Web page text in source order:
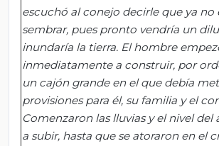
escuchó al conejo decirle que ya no
sembrar, pues pronto vendría un
inundaría la tierra. El hombre
inmediatamente a construir, por
un cajón grande en el que debía
provisiones para él, su familia y el
Comenzaron las lluvias y el nivel del
a subir, hasta que se atoraron en el